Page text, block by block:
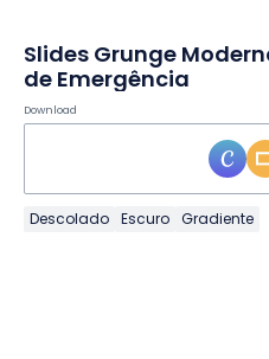
Slides Grunge
de Emergência
Download
Descolado Escuro Gradiente